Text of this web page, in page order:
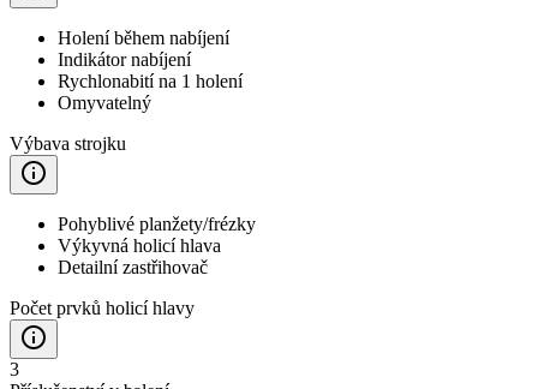
Holení během nabíjení
Indikátor nabíjení
Rychlonabití na 1 holení
Omyvatelný
Výbava strojku
Pohyblivé planžety/frézky
Výkyvná holicí hlava
Detailní zastřihovač
Počet prvků holicí hlavy
3